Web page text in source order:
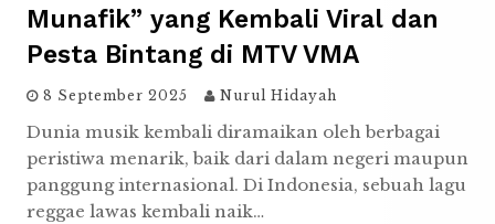
Munafik” yang Kembali Viral dan
Pesta Bintang di MTV VMA
8 September 2025 Nurul Hidayah
Dunia musik kembali diramaikan oleh berbagai
peristiwa menarik, baik dari dalam negeri maupun
panggung internasional. Di Indonesia, sebuah lagu
reggae lawas kembali naik…